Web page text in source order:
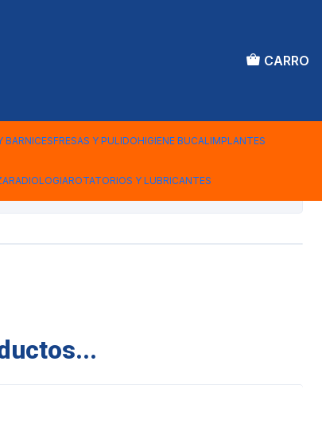
CARRO
BARNICESFRESAS Y PULIDOHIGIENE BUCALIMPLANTES
RADIOLOGIAROTATORIOS Y LUBRICANTES